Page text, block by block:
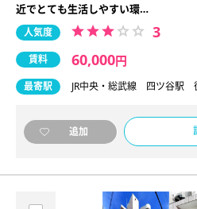
近でとても生活しやすい環…
人気度 3
賃料 60,000円
最寄駅 JR中央・総武線 四ツ谷駅
追加